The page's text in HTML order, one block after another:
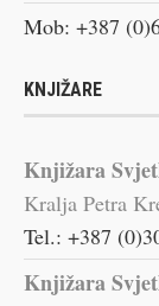
Mob: +387
KNJIŽARE
Knjižara
Kralja Petra
Tel.: +387
Knjižara